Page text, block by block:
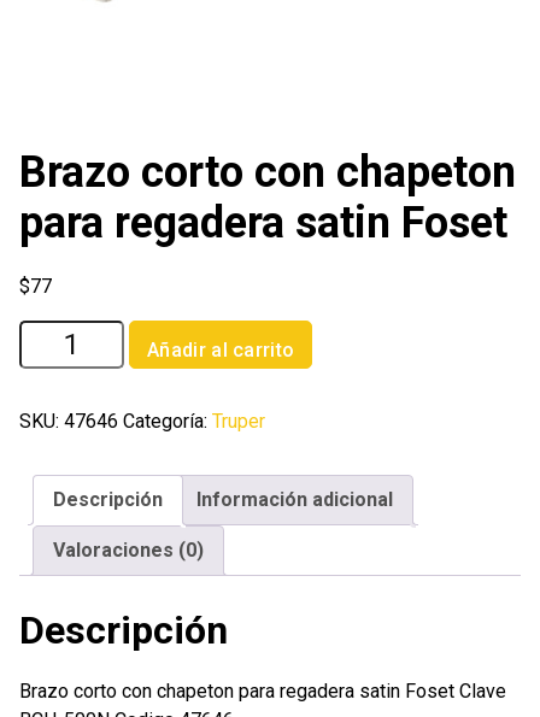
Brazo corto con chapeton
para regadera satin Foset
$77
Brazo
corto
chapeton
regadera
satin
Foset
cantidad
Añadir al carrito
SKU: 47646 Categoría: Truper
Descripción Información adicional
Valoraciones (0)
Descripción
Brazo corto con chapeton para regadera satin Foset Clave